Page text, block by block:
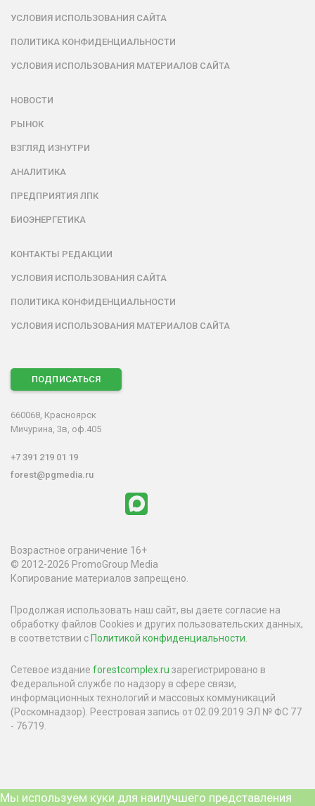
УСЛОВИЯ ИСПОЛЬЗОВАНИЯ САЙТА
ПОЛИТИКА КОНФИДЕНЦИАЛЬНОСТИ
УСЛОВИЯ ИСПОЛЬЗОВАНИЯ МАТЕРИАЛОВ САЙТА
НОВОСТИ
РЫНОК
ВЗГЛЯД ИЗНУТРИ
АНАЛИТИКА
ПРЕДПРИЯТИЯ ЛПК
БИОЭНЕРГЕТИКА
КОНТАКТЫ РЕДАКЦИИ
УСЛОВИЯ ИСПОЛЬЗОВАНИЯ САЙТА
ПОЛИТИКА КОНФИДЕНЦИАЛЬНОСТИ
УСЛОВИЯ ИСПОЛЬЗОВАНИЯ МАТЕРИАЛОВ САЙТА
ПОДПИСАТЬСЯ
660068, Красноярск
Мичурина, 3в, оф.405
+7 391 219 01 19
forest@pgmedia.ru
Возрастное ограничение 16+
© 2012-2026 PromoGroup Media
Копирование материалов запрещено.
Продолжая использовать наш сайт, вы даете согласие на
обработку файлов Cookies и других пользовательских данных,
в соответствии сПолитикой конфиденциальности
Сетевое издание forestcomplex.ru зарегистрировано в
Федеральной службе по надзору в сфере связи,
информационных технологий и массовых коммуникаций
(Роскомнадзор). Реестровая запись от 02.09.2019 ЭЛ № ФС 77
- 76719.
Мы используем куки для наилучшего представления